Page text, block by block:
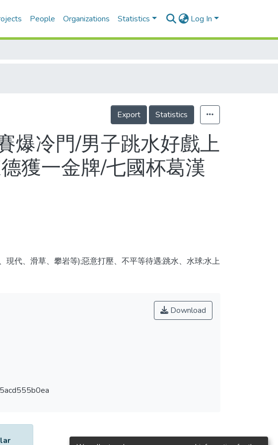
People Organizations Statistics Log In
Export Statistics
爆冷門/男子跳水好戲上
獲一金牌/七國杯葛漢
代、滑草、攀岩等);惡意打壓、不平等待遇;跳水、水球;水上
Download